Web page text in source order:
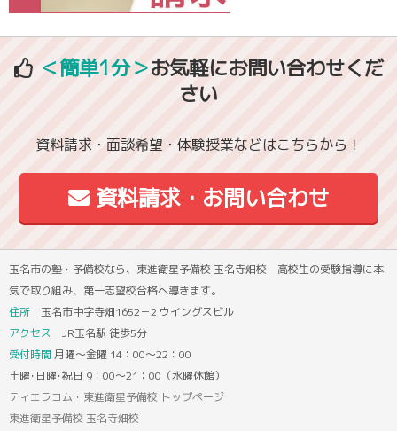
＜簡単1分＞お気軽にお問い合わせくだ
さい
資料請求・面談希望・体験授業などはこちらから！
資料請求・お問い合わせ
玉名市の塾・予備校なら、東進衛星予備校 玉名寺畑校 高校生の受験指導に本
気で取り組み、第一志望校合格へ導きます。
住所 玉名市中字寺畑1652－2 ウイングスビル
アクセス JR玉名駅 徒歩5分
受付時間 月曜～金曜 14：00～22：00
土曜･日曜･祝日 9：00～21：00（水曜休館）
ティエラコム・東進衛星予備校 トップページ
東進衛星予備校 玉名寺畑校